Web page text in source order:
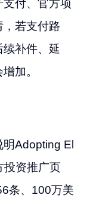
付、官方项
，若支付路
补件、延
加。
明Adopting El
投资推广页
条、100万美